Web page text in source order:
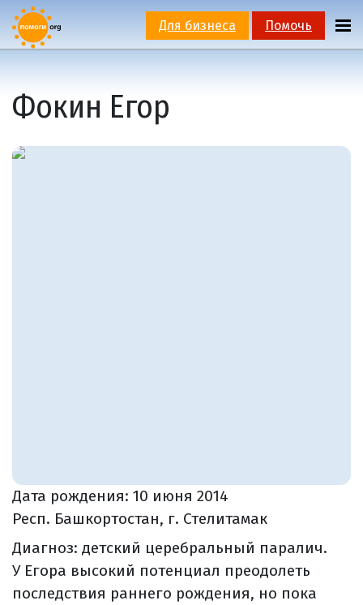
Для бизнеса Помочь
Фокин Егор
Дата рождения: 10 июня 2014
Респ. Башкортостан, г. Стелитамак
Диагноз: детский церебральный паралич.
У Егора высокий потенциал преодолеть
последствия раннего рождения, но пока